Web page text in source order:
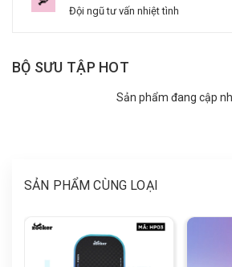
Đội ngũ tư vấn nhiệt tình
BỘ SƯU TẬP HOT
Sản phẩm đang cập
SẢN PHẨM CÙNG LOẠI